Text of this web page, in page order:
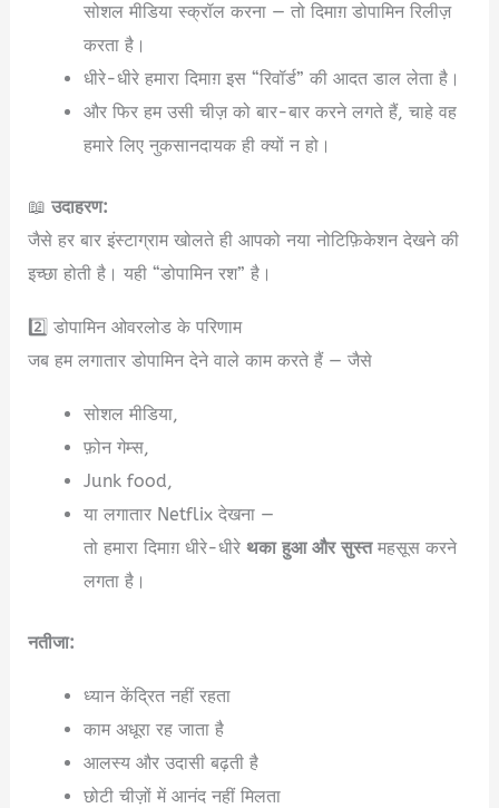
सोशल मीडिया स्क्रॉल करना — तो दिमाग़ डोपामिन रिलीज़
करता है।
धीरे-धीरे हमारा दिमाग़ इस “रिवॉर्ड” की आदत डाल लेता है।
और फिर हम उसी चीज़ को बार-बार करने लगते हैं, चाहे वह
हमारे लिए नुकसानदायक ही क्यों न हो।
📖उदाहरण:
जैसे हर बार इंस्टाग्राम खोलते ही आपको नया नोटिफ़िकेशन देखने की
इच्छा होती है। यही “डोपामिन रश” है।
2️⃣ डोपामिन ओवरलोड के परिणाम
जब हम लगातार डोपामिन देने वाले काम करते हैं — जैसे
सोशल मीडिया,
फ़ोन गेम्स,
Junk food,
या लगातार Netflix देखना —
तो हमारा दिमाग़ धीरे-धीरे थका हुआ और सुस्तमहसूस करने
लगता है।
नतीजा:
ध्यान केंद्रित नहीं रहता
काम अधूरा रह जाता है
आलस्य और उदासी बढ़ती है
छोटी चीज़ों में आनंद नहीं मिलता